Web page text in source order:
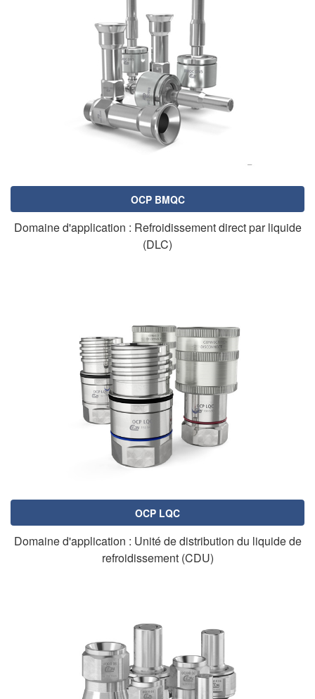
OCP BMQC
Domaine d'application : Refroidissement direct par liquide
(DLC)
OCP LQC
Domaine d'application : Unité de distribution du liquide de
refroidissement (CDU)